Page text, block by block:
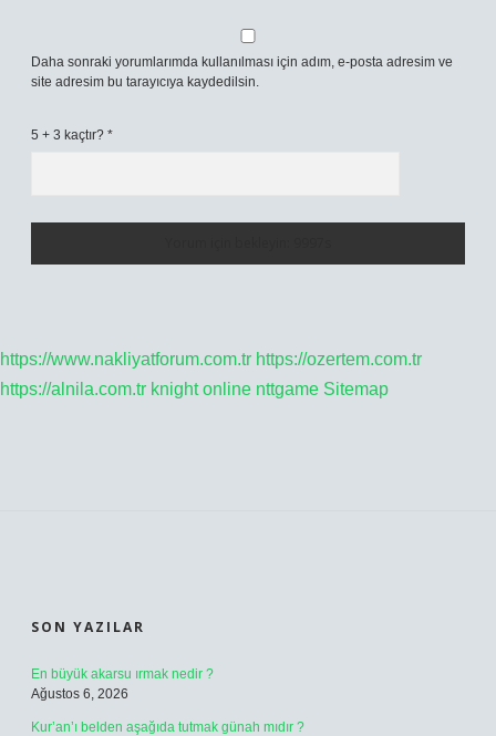
Daha sonraki yorumlarımda kullanılması için adım, e-posta adresim ve
site adresim bu tarayıcıya kaydedilsin.
5 + 3 kaçtır? *
https://www.nakliyatforum.com.tr https://ozertem.com.tr
https://alnila.com.tr knight online nttgame Sitemap
SON YAZILAR
En büyük akarsu ırmak nedir ?
Ağustos 6, 2026
Kur’an’ı belden aşağıda tutmak günah mıdır ?